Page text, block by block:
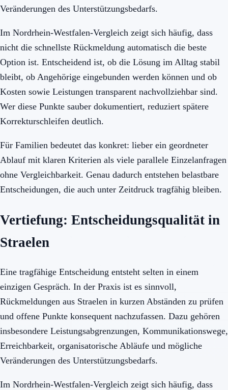
Veränderungen des Unterstützungsbedarfs.
Im Nordrhein-Westfalen-Vergleich zeigt sich häufig, dass
nicht die schnellste Rückmeldung automatisch die beste
Option ist. Entscheidend ist, ob die Lösung im Alltag stabil
bleibt, ob Angehörige eingebunden werden können und ob
Kosten sowie Leistungen transparent nachvollziehbar sind.
Wer diese Punkte sauber dokumentiert, reduziert spätere
Korrekturschleifen deutlich.
Für Familien bedeutet das konkret: lieber ein geordneter
Ablauf mit klaren Kriterien als viele parallele Einzelanfragen
ohne Vergleichbarkeit. Genau dadurch entstehen belastbare
Entscheidungen, die auch unter Zeitdruck tragfähig bleiben.
Vertiefung: Entscheidungsqualität in
Straelen
Eine tragfähige Entscheidung entsteht selten in einem
einzigen Gespräch. In der Praxis ist es sinnvoll,
Rückmeldungen aus Straelen in kurzen Abständen zu prüfen
und offene Punkte konsequent nachzufassen. Dazu gehören
insbesondere Leistungsabgrenzungen, Kommunikationswege,
Erreichbarkeit, organisatorische Abläufe und mögliche
Veränderungen des Unterstützungsbedarfs.
Im Nordrhein-Westfalen-Vergleich zeigt sich häufig, dass